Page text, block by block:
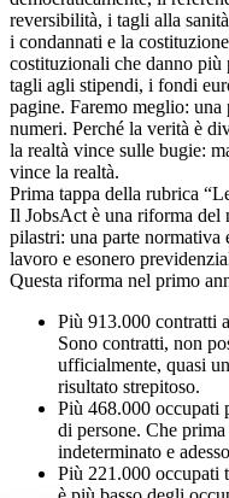
reversibilità, i tagli alla
i condannati e la
costituzionali che danno
tagli agli stipendi, i fondi
pagine. Faremo meglio: una
numeri. Perché la verità è
la realtà vince sulle bugie:
vince la realtà.
Prima tappa della rubrica
Il JobsAct è una riforma del
pilastri: una parte normativa
lavoro e esonero
Questa riforma nel primo
Più 913.000 contratti
Sono contratti, non
ufficialmente, quasi
risultato strepitoso.
Più 468.000 occupati
di persone. Che
indeterminato e
Più 221.000 occupati